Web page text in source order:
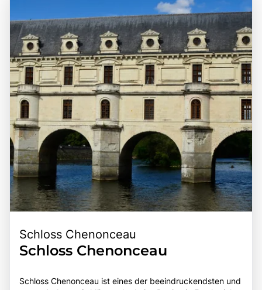
Schloss Chenonceau
Schloss Chenonceau
Schloss Chenonceau ist eines der beeindruckendsten und